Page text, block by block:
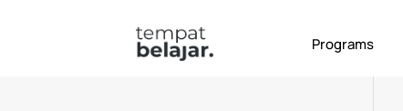
Programs